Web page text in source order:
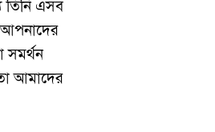
তিনি এসব
আপনাদের
সমর্থন
আমাদের